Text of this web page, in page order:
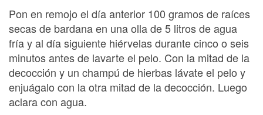
Pon en remojo el día anterior 100 gramos de raíces
secas de bardana en una olla de 5 litros de agua
fría y al día siguiente hiérvelas durante cinco o seis
minutos antes de lavarte el pelo. Con la mitad de la
decocción y un champú de hierbas lávate el pelo y
enjuágalo con la otra mitad de la decocción. Luego
aclara con agua.